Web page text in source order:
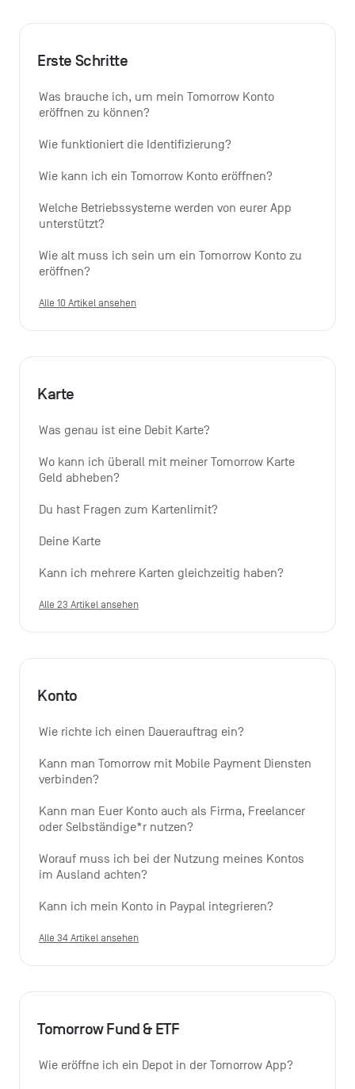
Erste Schritte
Was brauche ich, um mein Tomorrow Konto
eröffnen zu können?
Wie funktioniert die Identifizierung?
Wie kann ich ein Tomorrow Konto eröffnen?
Welche Betriebssysteme werden von eurer App
unterstützt?
Wie alt muss ich sein um ein Tomorrow Konto zu
eröffnen?
Alle 10 Artikel ansehen
Karte
Was genau ist eine Debit Karte?
Wo kann ich überall mit meiner Tomorrow Karte
Geld abheben?
Du hast Fragen zum Kartenlimit?
Deine Karte
Kann ich mehrere Karten gleichzeitig haben?
Alle 23 Artikel ansehen
Konto
Wie richte ich einen Dauerauftrag ein?
Kann man Tomorrow mit Mobile Payment Diensten
verbinden?
Kann man Euer Konto auch als Firma, Freelancer
oder Selbständige*r nutzen?
Worauf muss ich bei der Nutzung meines Kontos
im Ausland achten?
Kann ich mein Konto in Paypal integrieren?
Alle 34 Artikel ansehen
Tomorrow Fund & ETF
Wie eröffne ich ein Depot in der Tomorrow App?